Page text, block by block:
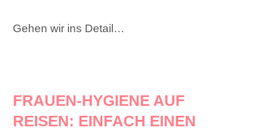
Gehen wir ins Detail…
FRAUEN-HYGIENE AUF
REISEN: EINFACH EINEN